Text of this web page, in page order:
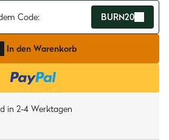
Code: BURN20
In den Warenkorb
in 2-4 Werktagen